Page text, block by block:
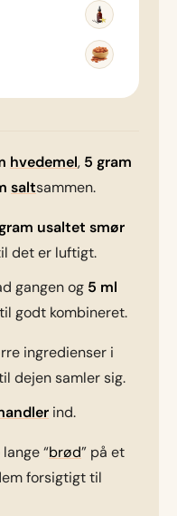
hvedemel, 5 gram
saltsammen.
gram usaltet smør
det er luftigt.
gangen og 5 ml
godt kombineret.
ingredienser i
dejen samler sig.
ind.
“brød” på et
forsigtigt til